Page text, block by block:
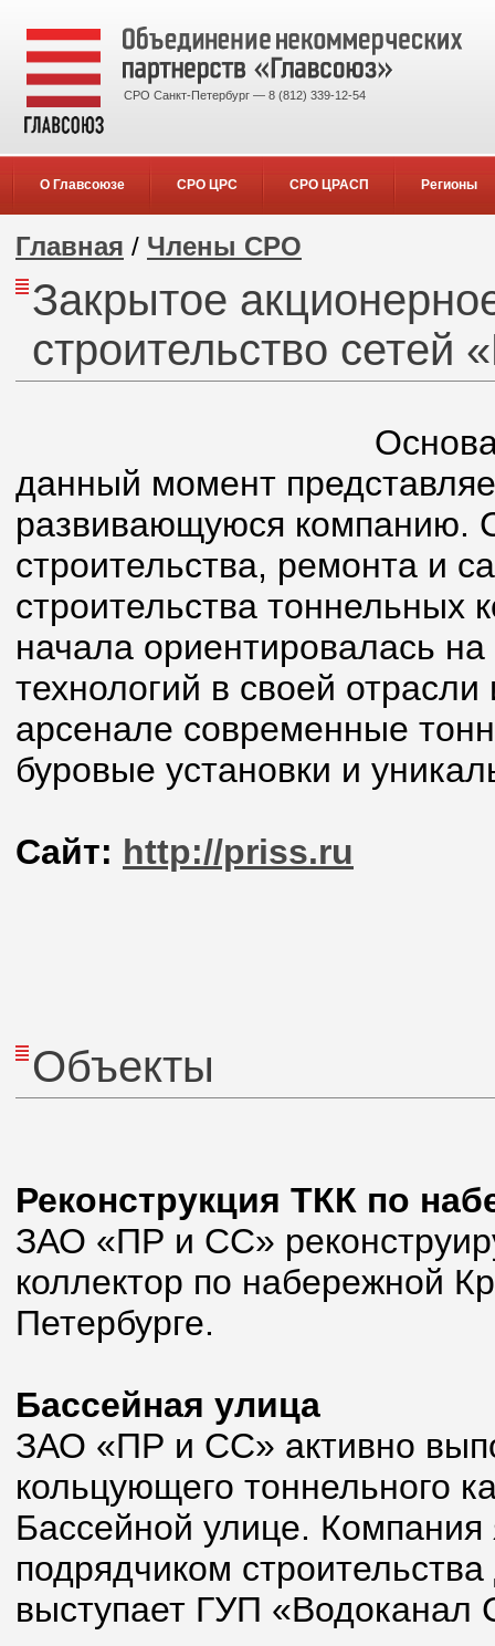
СРО Санкт-Петербург — 8 (812) 339-12-54
О Главсоюзе СРО ЦРС СРО ЦРАСП Регионы
Главная / Члены СРО
Закрытое
строительство
данный момент
развивающуюся компанию.
строительства, ремонта и
строительства тоннельных
начала ориентировалась
технологий в своей
арсенале современные
буровые установки и
Сайт: http://priss.ru
Объекты
Реконструкция ТКК по
ЗАО «ПР и СС»
коллектор по набережной
Петербурге.
Бассейная улица
ЗАО «ПР и СС» активно
кольцующего тоннельного
Бассейной улице.
подрядчиком
выступает ГУП «Водоканал